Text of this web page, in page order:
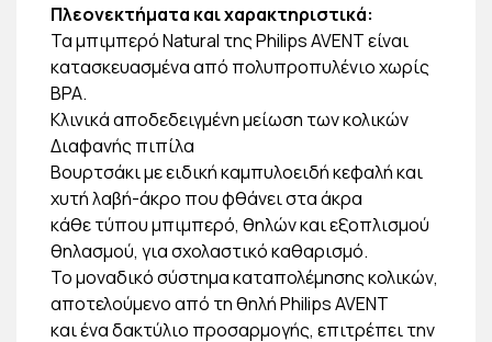
Πλεονεκτήματα και χαρακτηριστικά:
Τα μπιμπερό Natural της Philips AVENT είναι
κατασκευασμένα από πολυπροπυλένιο χωρίς
BPA.
Κλινικά αποδεδειγμένη μείωση των κολικών
Διαφανής πιπίλα
Βουρτσάκι με ειδική καμπυλοειδή κεφαλή και
χυτή λαβή-άκρο που φθάνει στα άκρα
κάθε τύπου μπιμπερό, θηλών και εξοπλισμού
θηλασμού, για σχολαστικό καθαρισμό.
Το μοναδικό σύστημα καταπολέμησης κολικών,
αποτελούμενο από τη θηλή Philips AVENT
και ένα δακτύλιο προσαρμογής, επιτρέπει την